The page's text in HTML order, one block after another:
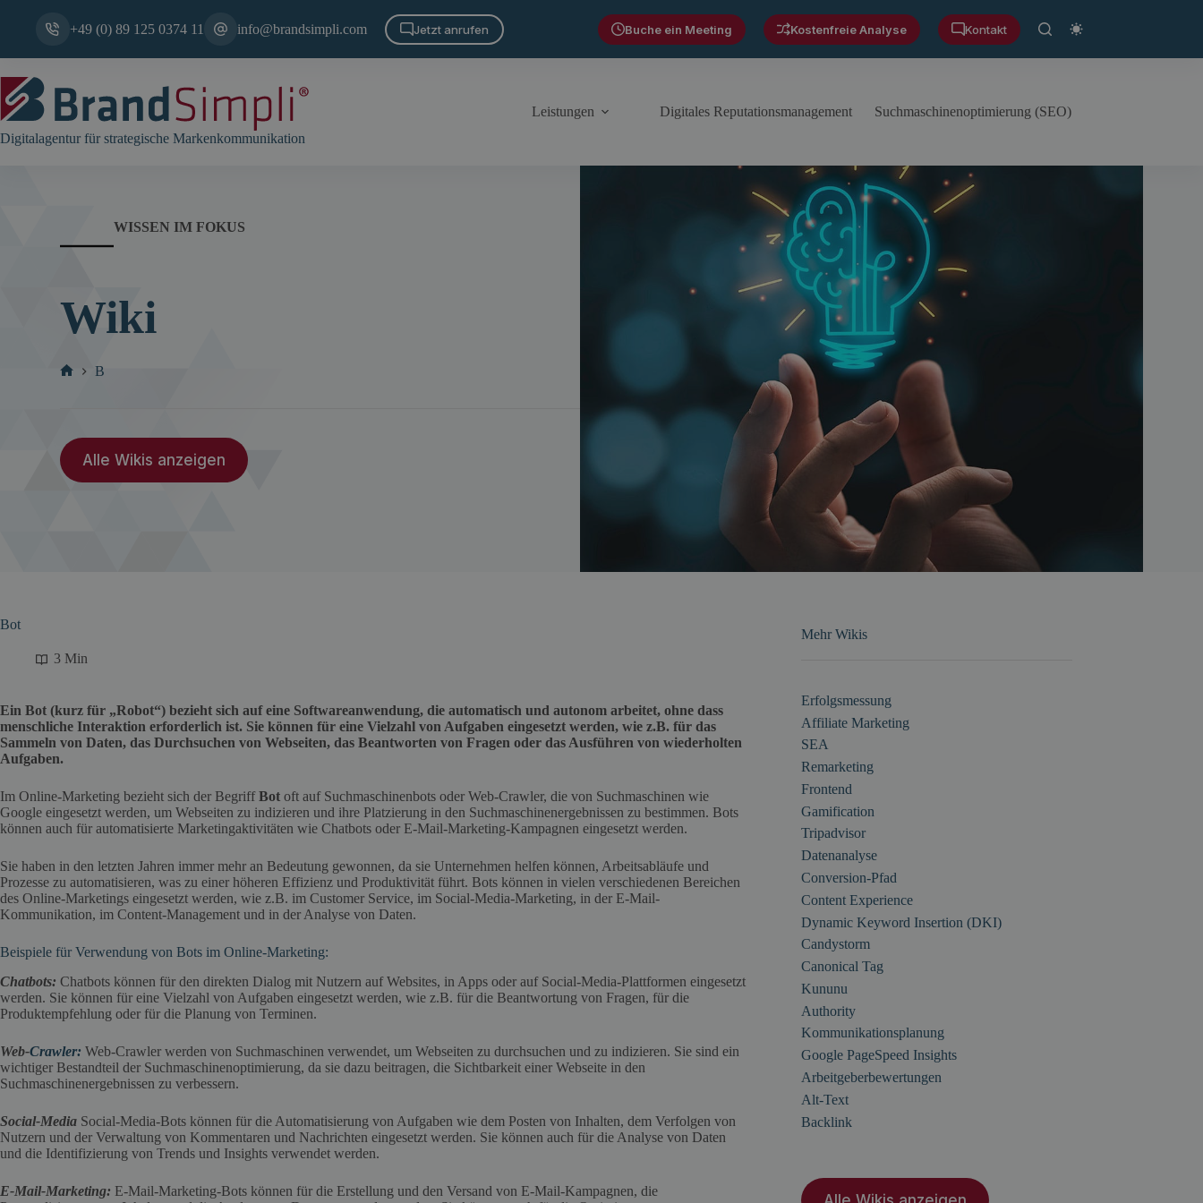
+49 (0) 89 125 0374 11 info@brandsimpli.com Jetzt anrufen Buche ein Meeting Kostenfreie Analyse Kontakt
Digitalagentur für strategische Markenkommunikation
Leistungen Digitales Reputationsmanagement Suchmaschinenoptimierung (SEO)
WISSEN IM FOKUS
Wiki
B
Alle Wikis anzeigen
Bot
3 Min
Ein Bot (kurz für „Robot“) bezieht sich auf eine Softwareanwendung, die automatisch und autonom arbeitet, ohne dass
menschliche Interaktion erforderlich ist. Sie können für eine Vielzahl von Aufgaben eingesetzt werden, wie z.B. für das
Sammeln von Daten, das Durchsuchen von Webseiten, das Beantworten von Fragen oder das Ausführen von wiederholten
Aufgaben.
Im Online-Marketing bezieht sich der BegriffBot oft auf Suchmaschinenbots oder Web-Crawler, die von Suchmaschinen wie
Google eingesetzt werden, um Webseiten zu indizieren und ihre Platzierung in den Suchmaschinenergebnissen zu bestimmen. Bots
können auch für automatisierte Marketingaktivitäten wie Chatbots oder E-Mail-Marketing-Kampagnen eingesetzt werden.
Sie haben in den letzten Jahren immer mehr an Bedeutung gewonnen, da sie Unternehmen helfen können, Arbeitsabläufe und
Prozesse zu automatisieren, was zu einer höheren Effizienz und Produktivität führt. Bots können in vielen verschiedenen Bereichen
des Online-Marketings eingesetzt werden, wie z.B. im Customer Service, im Social-Media-Marketing, in der E-Mail-
Kommunikation, im Content-Management und in der Analyse von Daten.
Beispiele für Verwendung von Bots im Online-Marketing:
Chatbots: Chatbots können für den direkten Dialog mit Nutzern auf Websites, in Apps oder auf Social-Media-Plattformen eingesetzt
werden. Sie können für eine Vielzahl von Aufgaben eingesetzt werden, wie z.B. für die Beantwortung von Fragen, für die
Produktempfehlung oder für die Planung von Terminen.
Web-Crawler: Web-Crawler werden von Suchmaschinen verwendet, um Webseiten zu durchsuchen und zu indizieren. Sie sind ein
wichtiger Bestandteil der Suchmaschinenoptimierung, da sie dazu beitragen, die Sichtbarkeit einer Webseite in den
Suchmaschinenergebnissen zu verbessern.
Social-Media Social-Media-Bots können für die Automatisierung von Aufgaben wie dem Posten von Inhalten, dem Verfolgen von
Nutzern und der Verwaltung von Kommentaren und Nachrichten eingesetzt werden. Sie können auch für die Analyse von Daten
und die Identifizierung von Trends und Insights verwendet werden.
E-Mail-Marketing: E-Mail-Marketing-Bots können für die Erstellung und den Versand von E-Mail-Kampagnen, die
Mehr Wikis
Erfolgsmessung
Affiliate Marketing
SEA
Remarketing
Frontend
Gamification
Tripadvisor
Datenanalyse
Conversion-Pfad
Content Experience
Dynamic Keyword Insertion (DKI)
Candystorm
Canonical Tag
Kununu
Authority
Kommunikationsplanung
Google PageSpeed Insights
Arbeitgeberbewertungen
Alt-Text
Backlink